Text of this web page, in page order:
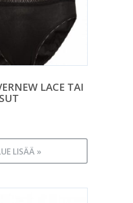
LACE TAI
LISÄÄ »